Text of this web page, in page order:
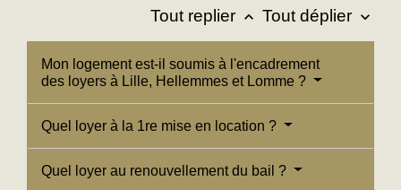
Tout replier keyboard_arrow_up Tout déplier keyboard_arrow_down
Mon logement est-il soumis à l'encadrement
des loyers à Lille, Hellemmes et Lomme ?
Quel loyer à la 1re mise en location ?
Quel loyer au renouvellement du bail ?